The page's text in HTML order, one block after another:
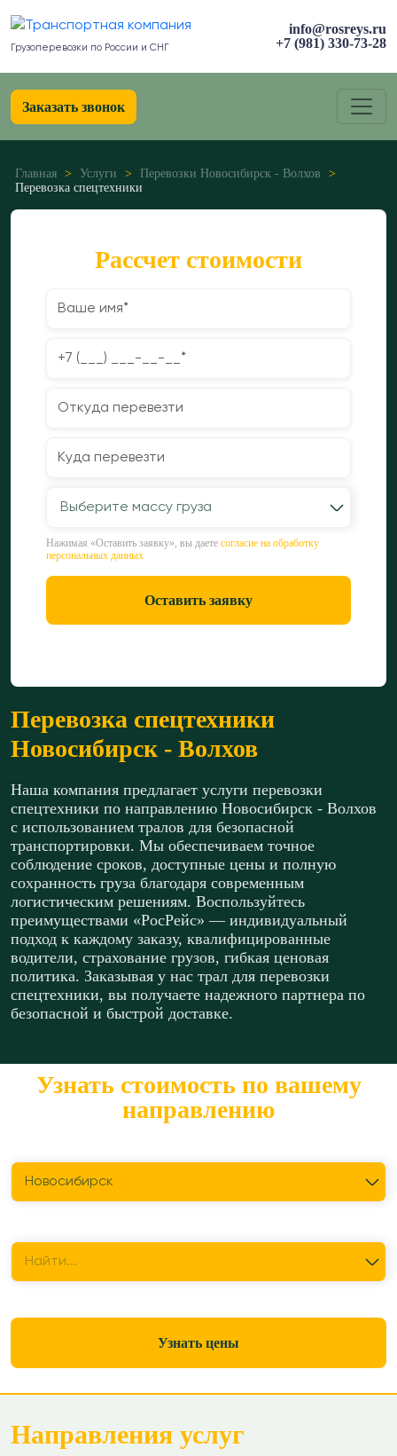
Грузоперевозки по России и СНГ
info@rosreys.ru
+7 (981) 330-73-28
Заказать звонок
Главная > Услуги > Перевозки Новосибирск - Волхов
>
Перевозка спецтехники
Перевозка спецтехники
Новосибирск - Волхов
Наша компания предлагает услуги перевозки
спецтехники по направлению Новосибирск - Волхов
с использованием тралов для безопасной
транспортировки. Мы обеспечиваем точное
соблюдение сроков, доступные цены и полную
сохранность груза благодаря современным
логистическим решениям. Воспользуйтесь
преимуществами «РосРейс» — индивидуальный
подход к каждому заказу, квалифицированные
водители, страхование грузов, гибкая ценовая
политика. Заказывая у нас трал для перевозки
спецтехники, вы получаете надежного партнера по
безопасной и быстрой доставке.
Рассчет стоимости
Выберите массу груза
Нажимая «Оставить заявку», вы даете согласие на обработку
персональных данных
Оставить заявку
Узнать стоимость по вашему
направлению
Новосибирск
Найти...
Узнать цены
Направления услуг